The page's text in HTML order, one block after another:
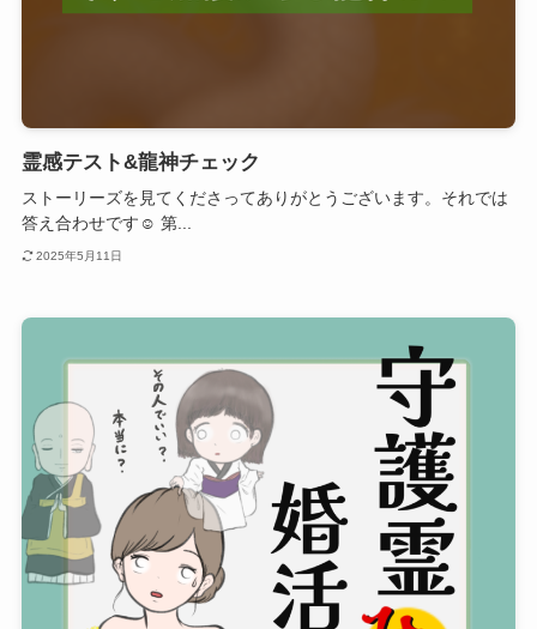
霊感テスト&龍神チェック
ストーリーズを見てくださってありがとうございます。それでは
答え合わせです☺️ 第...
2025年5月11日